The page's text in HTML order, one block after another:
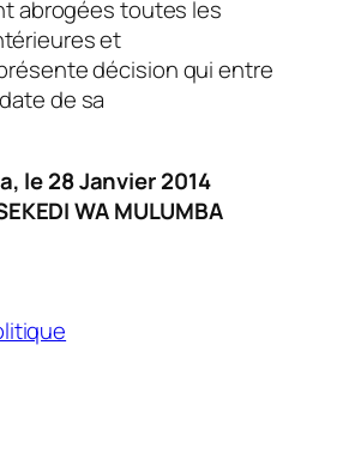
abrogées toutes les
et
décision qui entre
de sa
le 28 Janvier 2014
WA MULUMBA